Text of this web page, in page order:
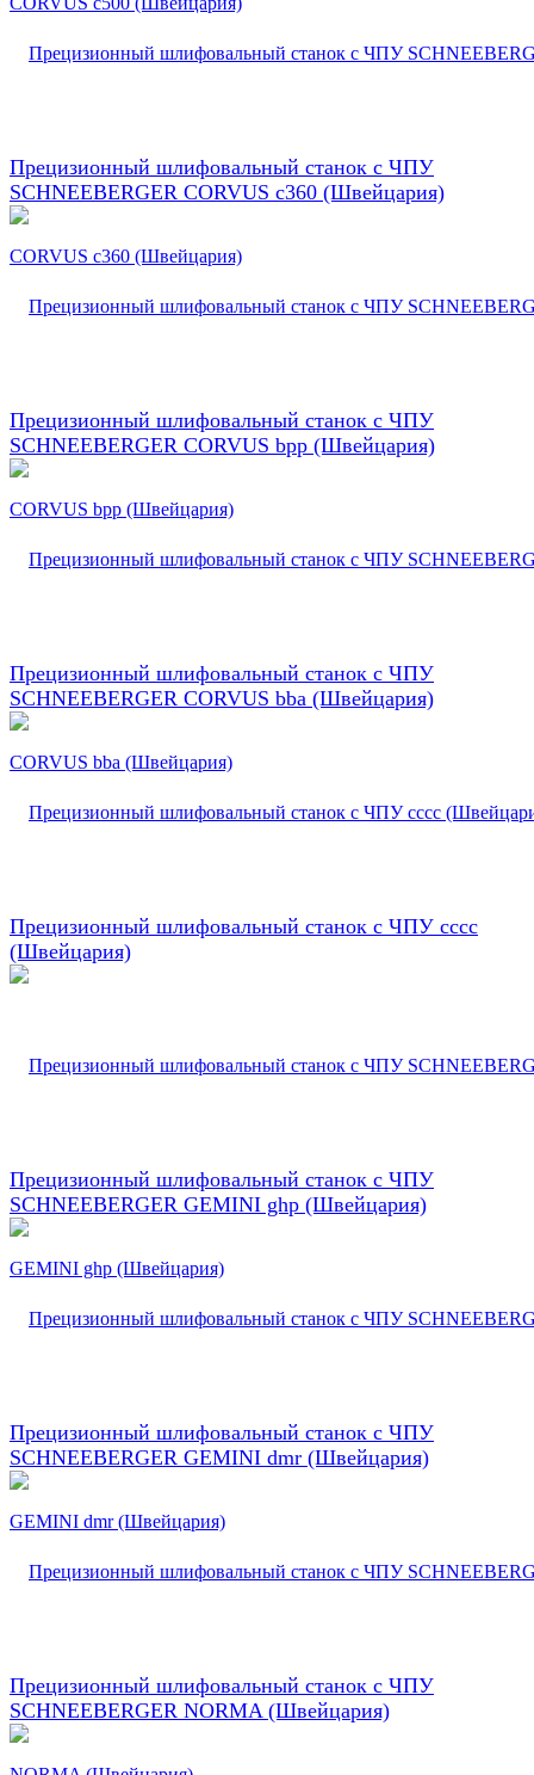
Прецизионный шлифовальный станок с ЧПУ
SCHNEEBERGER CORVUS c360 (Швейцария)
Прецизионный шлифовальный станок с ЧПУ
SCHNEEBERGER CORVUS bpp (Швейцария)
Прецизионный шлифовальный станок с ЧПУ
SCHNEEBERGER CORVUS bba (Швейцария)
Прецизионный шлифовальный станок с ЧПУ сссс
(Швейцария)
Прецизионный шлифовальный станок с ЧПУ
SCHNEEBERGER GEMINI ghp (Швейцария)
Прецизионный шлифовальный станок с ЧПУ
SCHNEEBERGER GEMINI dmr (Швейцария)
Прецизионный шлифовальный станок с ЧПУ
SCHNEEBERGER NORMA (Швейцария)